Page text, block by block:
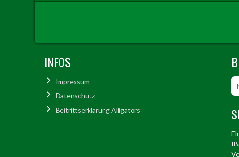
INFOS
Impressum
Datenschutz
Beitrittserklärung Alligators